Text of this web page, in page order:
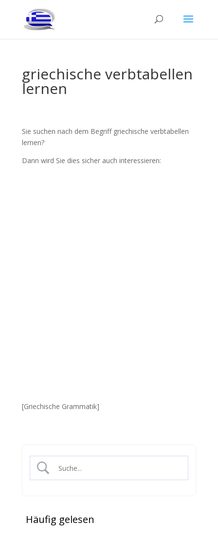
griechische verbtabellen
lernen
Sie suchen nach dem Begriff griechische verbtabellen
lernen?
Dann wird Sie dies sicher auch interessieren:
[Griechische Grammatik]
Häufig gelesen